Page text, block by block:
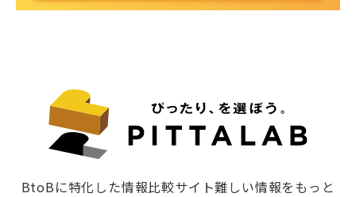
BtoBに特化した情報比較サイト難しい情報をもっと